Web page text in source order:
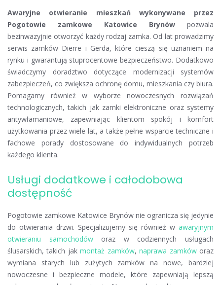
Awaryjne otwieranie mieszkań wykonywane przez
Pogotowie zamkowe Katowice Brynów pozwala
bezinwazyjnie otworzyć każdy rodzaj zamka. Od lat prowadzimy
serwis zamków Dierre i Gerda, które cieszą się uznaniem na
rynku i gwarantują stuprocentowe bezpieczeństwo. Dodatkowo
świadczymy doradztwo dotyczące modernizacji systemów
zabezpieczeń, co zwiększa ochronę domu, mieszkania czy biura.
Pomagamy również w wyborze nowoczesnych rozwiązań
technologicznych, takich jak zamki elektroniczne oraz systemy
antywłamaniowe, zapewniając klientom spokój i komfort
użytkowania przez wiele lat, a także pełne wsparcie techniczne i
fachowe porady dostosowane do indywidualnych potrzeb
każdego klienta.
Usługi dodatkowe i całodobowa
dostępność
Pogotowie zamkowe Katowice Brynów nie ogranicza się jedynie
do otwierania drzwi. Specjalizujemy się również w awaryjnym
otwieraniu samochodóworaz w codziennych usługach
ślusarskich, takich jakmontaż zamków,naprawa zamkóworaz
wymiana starych lub zużytych zamków na nowe, bardziej
nowoczesne i bezpieczne modele, które zapewniają lepszą